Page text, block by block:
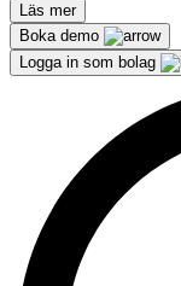
Läs mer
Boka demo
Logga in som bolag